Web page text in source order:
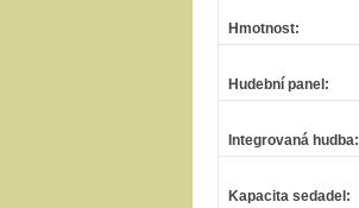
Hmotnost:
Hudební panel :
Integrovaná hudba:
Kapacita sedadel :